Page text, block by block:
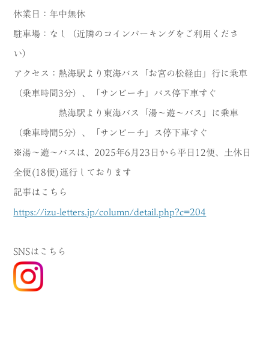
休業日：年中無休
駐車場：なし（近隣のコインパーキングをご利用くださ
い）
アクセス：熱海駅より東海バス「お宮の松経由」行に乗車
（乗車時間3分）、「サンビーチ」バス停下車すぐ
熱海駅より東海バス「湯～遊～バス」に乗車
（乗車時間5分）、「サンビーチ」ス停下車すぐ
※湯～遊～バスは、2025年6月23日から平日12便、土休日
全便(18便)運行しております
記事はこちら
https://izu-letters.jp/column/detail.php?c=204
SNSはこちら